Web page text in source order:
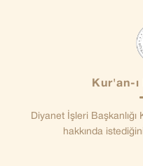
Kur'an-
Diyanet İşleri Başkanlığı
hakkında